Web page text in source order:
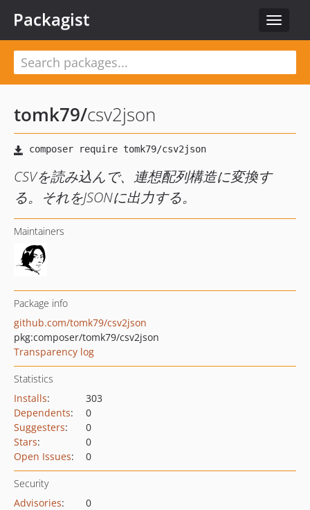
Toggle
Packagist
tomk79/csv2json
CSVを読み込んで、連想配列構造に変換す
る。それをJSONに出力する。
Maintainers
Package info
github.com/tomk79/csv2json
pkg:composer/tomk79/csv2json
Transparency log
Statistics
Installs:
303
Dependents:
0
Suggesters:
0
Stars:
0
Open Issues: 0
Security
Advisories:
0